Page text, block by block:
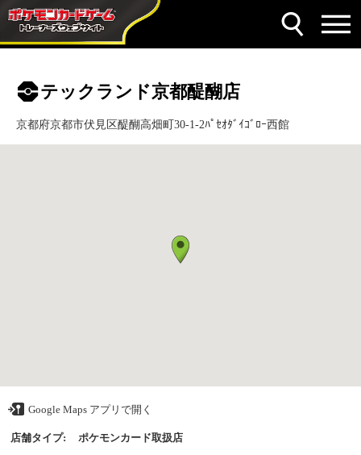
テックランド京都醍醐店
京都府京都市伏見区醍醐高畑町30-1-2ﾊﾟｾｵﾀﾞｲｺﾞﾛｰ西館
Google Maps アプリで開く
店舗タイプ: ポケモンカード取扱店